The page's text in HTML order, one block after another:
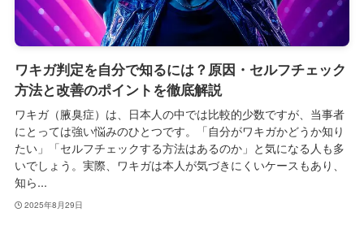
ワキガ判定を自分で知るには？原因・セルフチェック
方法と改善のポイントを徹底解説
ワキガ（腋臭症）は、日本人の中では比較的少数ですが、当事者
にとっては強い悩みのひとつです。「自分がワキガかどうか知り
たい」「セルフチェックする方法はあるのか」と気になる人も多
いでしょう。実際、ワキガは本人が気づきにくいケースもあり、
知ら...
2025年8月29日